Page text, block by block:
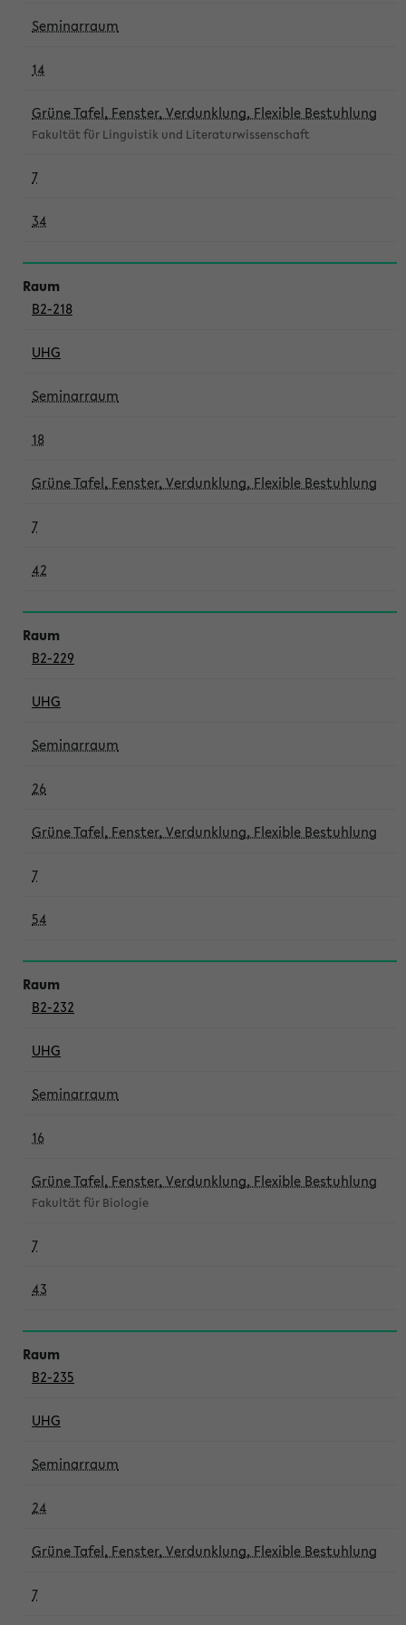
Seminarraum
14
Grüne Tafel, Fenster, Verdunklung, Flexible Bestuhlung
Fakultät für Linguistik und Literaturwissenschaft
7
34
B2-218
UHG
Seminarraum
18
Grüne Tafel, Fenster, Verdunklung, Flexible Bestuhlung
7
42
B2-229
UHG
Seminarraum
26
Grüne Tafel, Fenster, Verdunklung, Flexible Bestuhlung
7
54
B2-232
UHG
Seminarraum
16
Grüne Tafel, Fenster, Verdunklung, Flexible Bestuhlung
Fakultät für Biologie
7
43
B2-235
UHG
Seminarraum
24
Grüne Tafel, Fenster, Verdunklung, Flexible Bestuhlung
7